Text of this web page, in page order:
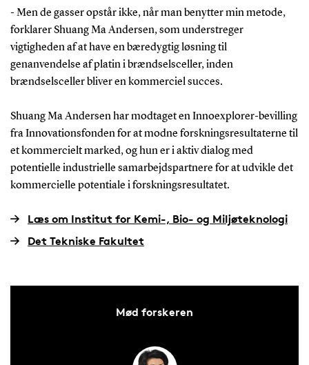
- Men de gasser opstår ikke, når man benytter min metode,
forklarer Shuang Ma Andersen, som understreger
vigtigheden af at have en bæredygtig løsning til
genanvendelse af platin i brændselsceller, inden
brændselsceller bliver en kommerciel succes.
Shuang Ma Andersen har modtaget en Innoexplorer-bevilling
fra Innovationsfonden for at modne forskningsresultaterne til
et kommercielt marked, og hun er i aktiv dialog med
potentielle industrielle samarbejdspartnere for at udvikle det
kommercielle potentiale i forskningsresultatet.
Læs om Institut for Kemi-, Bio- og Miljøteknologi
Det Tekniske Fakultet
Mød forskeren